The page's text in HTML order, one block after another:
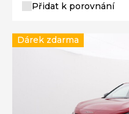
Přidat k porovnání
Dárek zdarma